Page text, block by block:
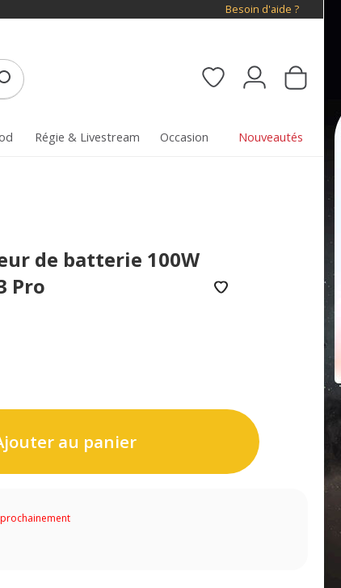
Besoin d'aide ?
Régie & Livestream Occasion Nouveautés
de batterie 100W
Pro
au panier